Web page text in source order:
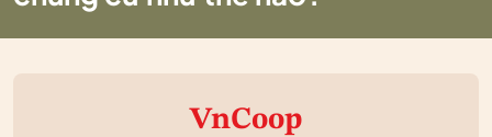
VnCoop